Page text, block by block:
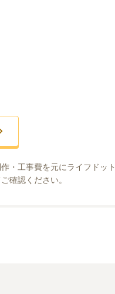
・工事費を元にライフドッ
確認ください。